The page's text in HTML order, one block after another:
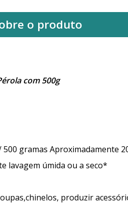
o produto
com 500g
500 gramas Aproximadamente
lavagem úmida ou a seco*
produzir